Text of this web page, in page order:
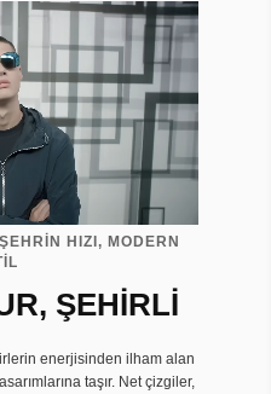
HIZI, MODERN
ŞEHİRLİ
enerjisinden ilham alan
taşır. Net çizgiler,